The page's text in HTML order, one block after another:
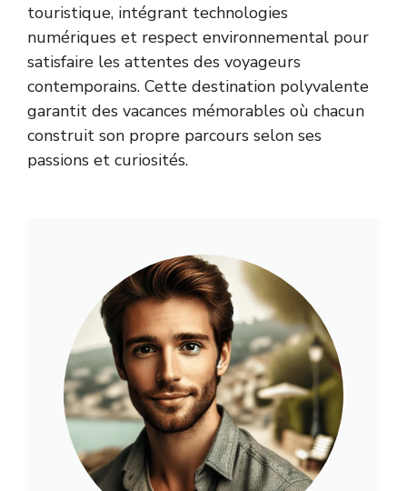
touristique, intégrant technologies
numériques et respect environnemental pour
satisfaire les attentes des voyageurs
contemporains. Cette destination polyvalente
garantit des vacances mémorables où chacun
construit son propre parcours selon ses
passions et curiosités.